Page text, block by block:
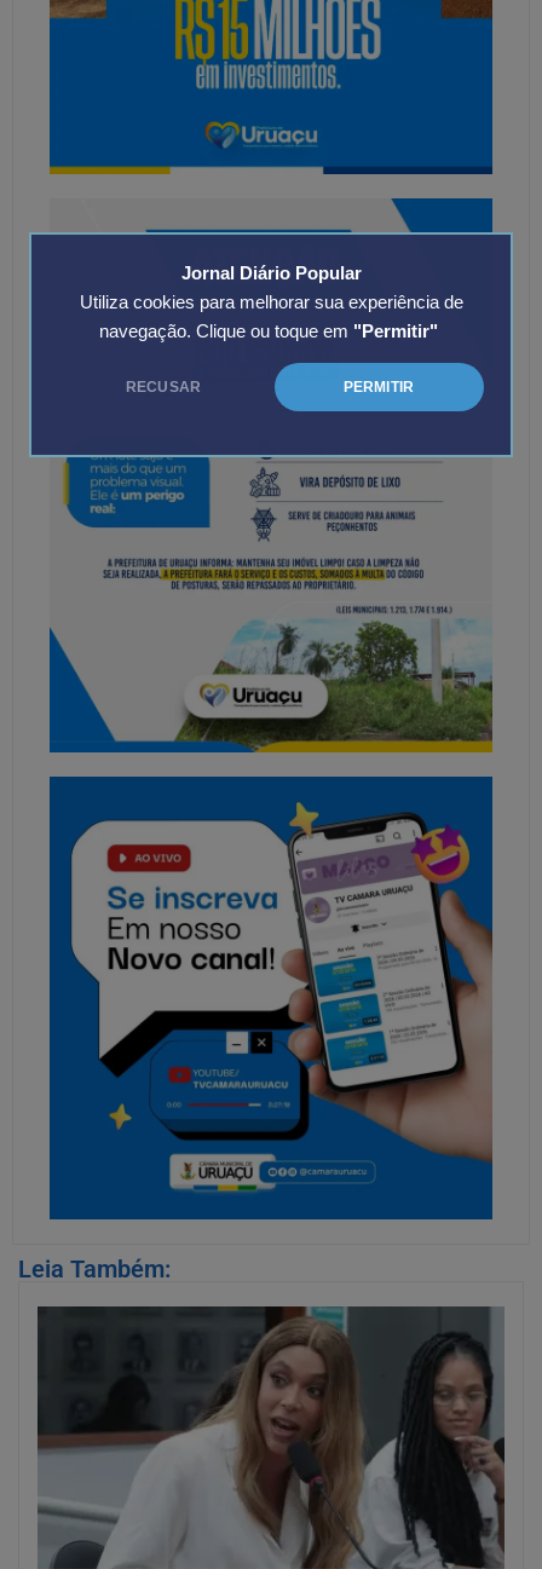
Jornal Diário Popular
Utiliza cookies para melhorar sua experiência de
navegação. Clique ou toque em "Permitir"
RECUSAR PERMITIR
Leia Também: